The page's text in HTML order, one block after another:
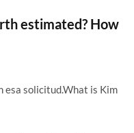
estimated? How
esa solicitud.What is Kim